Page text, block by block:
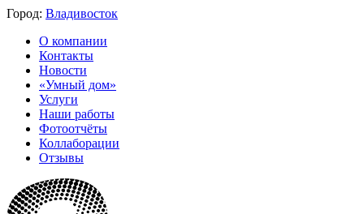
Город: Владивосток
О компании
Контакты
Новости
«Умный дом»
Услуги
Наши работы
Фотоотчёты
Коллаборации
Отзывы